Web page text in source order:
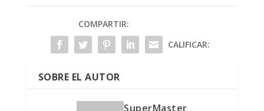
COMPARTIR:
CALIFICAR:
SOBRE EL AUTOR
SuperMaster